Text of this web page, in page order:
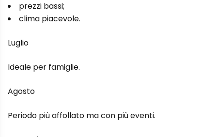
prezzi bassi;
clima piacevole.
Luglio
Ideale per famiglie.
Agosto
Periodo più affollato ma con più eventi.